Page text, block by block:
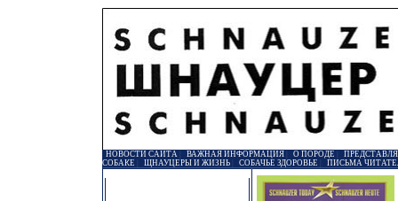
НОВОСТИ САЙТА| ВАЖНАЯ ИНФОРМАЦИЯ| О ПОРОДЕ
СОБАКЕ
ЩНАУЦЕРЫ И ЖИЗНЬ| СОБАЧЬЕ ЗДОРОВЬЕ ПИСЬМА